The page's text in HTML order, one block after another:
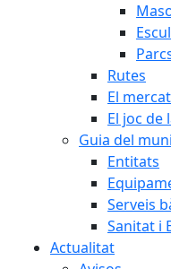
Rutes
El
El joc de
Guia del
Entitats
Serveis
Sanitat i
Actualitat